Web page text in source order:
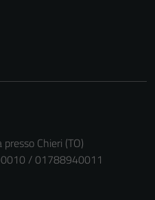
Chieri (TO)
/ 01788940011